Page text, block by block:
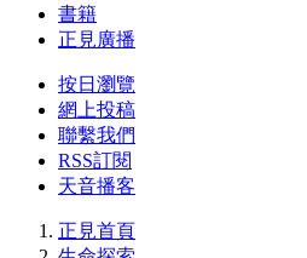
書籍
正見廣播
按日瀏覽
網上投稿
聯繫我們
RSS訂閱
天音播客
正見首頁